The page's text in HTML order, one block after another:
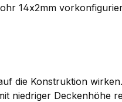
14x2mm
die Konstruktion wirken.
niedriger Deckenhöhe